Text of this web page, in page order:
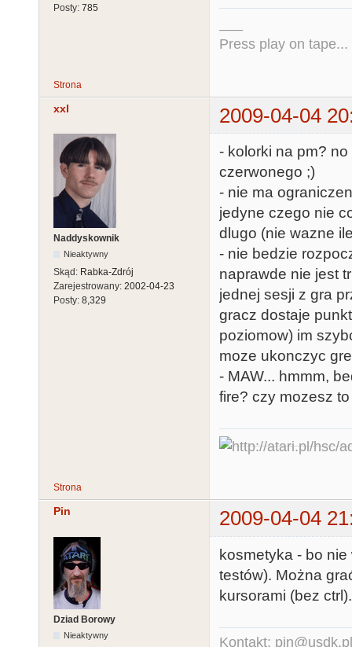
Posty: 785
Press play on tape...
Strona
xxl 2009-04-04
Naddyskownik
Nieaktywny
Skąd: Rabka-Zdrój
Zarejestrowany: 2002-04-23
Posty: 8,329
- kolorki na pm?
czerwonego ;)
- nie ma
jedyne czego nie
dlugo (nie wazne
- nie bedzie
naprawde nie jest
jednej sesji z gra
gracz dostaje
poziomow) im
moze ukonczyc
- MAW... hmmm,
fire? czy mozesz
Strona
Pin 2009-04-04
Dziad Borowy
Nieaktywny
kosmetyka - bo
testów). Można
kursorami (bez ctrl).
Kontakt: pin@usdk.pl